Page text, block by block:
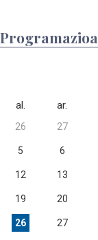
Programazioa
al. ar.
26 27
5 6
12 13
19 20
26 27